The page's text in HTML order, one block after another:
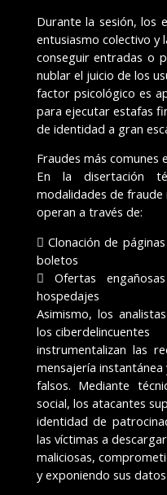
Durante la sesión, los
entusiasmo colectivo y
conseguir entradas o
nublar el juicio de los
factor psicológico es
para ejecutar estafas
de identidad a gran
Fraudes más comunes
En la disertación
modalidades de
operan a través de:
 Clonación de
boletos
 Ofertas
hospedajes
Asimismo, los
los ciberdelincuentes
instrumentalizan las
mensajería
falsos. Mediante
social, los atacantes
identidad de
las víctimas a
maliciosas,
y exponiendo sus